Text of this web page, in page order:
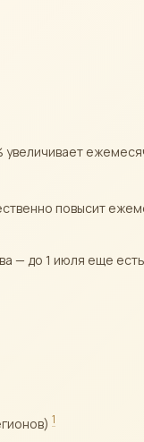
повысит
— до 1 июля еще
1